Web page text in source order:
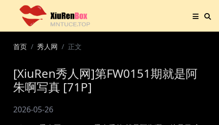
首页 秀人网 正文
[XiuRen秀人网]第FW0151期就是阿
朱啊写真 [71P]
2026-05-26